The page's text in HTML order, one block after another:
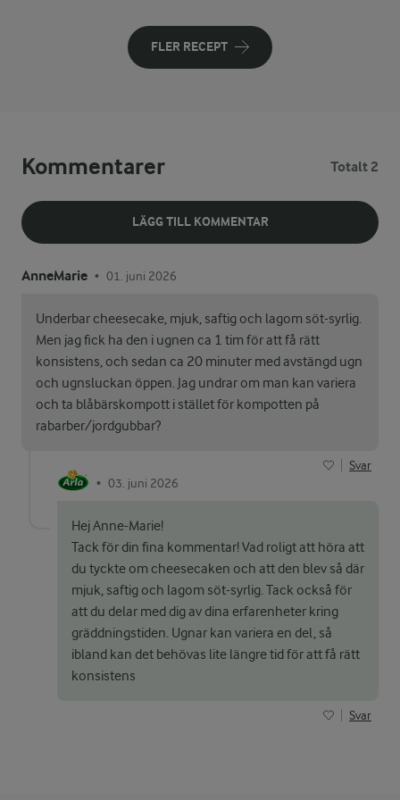
FLER RECEPT
Kommentarer Totalt 2
LÄGG TILL KOMMENTAR
AnneMarie • 01. juni 2026
Underbar cheesecake, mjuk, saftig och lagom söt-syrlig.
Men jag fick ha den i ugnen ca 1 tim för att få rätt
konsistens, och sedan ca 20 minuter med avstängd ugn
och ugnsluckan öppen. Jag undrar om man kan variera
och ta blåbärskompott i stället för kompotten på
rabarber/jordgubbar?
Svar
• 03. juni 2026
Hej Anne-Marie!
Tack för din fina kommentar! Vad roligt att höra att
du tyckte om cheesecaken och att den blev så där
mjuk, saftig och lagom söt-syrlig. Tack också för
att du delar med dig av dina erfarenheter kring
gräddningstiden. Ugnar kan variera en del, så
ibland kan det behövas lite längre tid för att få rätt
konsistens
Svar